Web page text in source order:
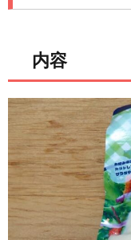
内容